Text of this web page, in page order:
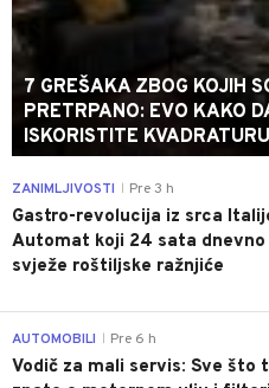
7 GREŠAKA ZBOG KOJIH
PRETRPANO: EVO KAKO
ISKORISTITE KVADRATURU
ZANIMLJIVOSTI Pre 3 h
Gastro-revolucija iz srca
Automat koji 24 sata dnevno
svježe roštiljske ražnjiće
AUTOMOBILI Pre 6 h
Vodič za mali servis: Sve što